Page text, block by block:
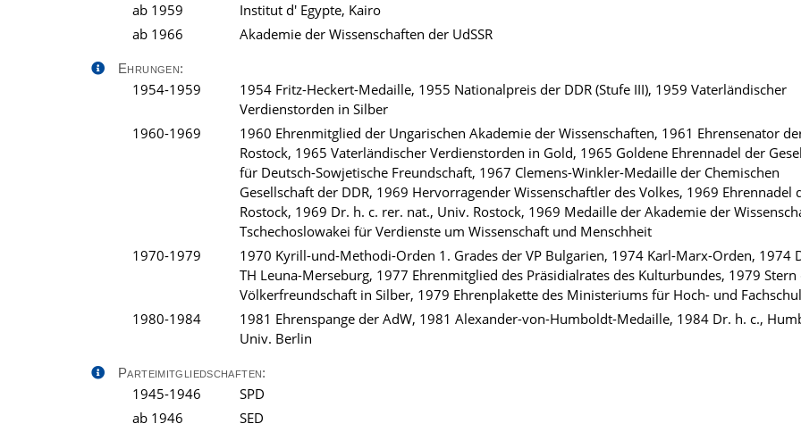
ab 1959
Institut d' Egypte, Kairo
ab 1966
Akademie der Wissenschaften der UdSSR
Ehrungen:
1954-1959
1954 Fritz-Heckert-Medaille, 1955 Nationalpreis der DDR (Stufe III), 1959 Vaterländischer
Verdienstorden in Silber
1960-1969
1960 Ehrenmitglied der Ungarischen Akademie der Wissenschaften, 1961 Ehrensenator
Rostock, 1965 Vaterländischer Verdienstorden in Gold, 1965 Goldene Ehrennadel der
für Deutsch-Sowjetische Freundschaft, 1967 Clemens-Winkler-Medaille der Chemischen
Gesellschaft der DDR, 1969 Hervorragender Wissenschaftler des Volkes, 1969 Ehrennadel
Rostock, 1969 Dr. h. c. rer. nat., Univ. Rostock, 1969 Medaille der Akademie der
Tschechoslowakei für Verdienste um Wissenschaft und Menschheit
1970-1979
1970 Kyrill-und-Methodi-Orden 1. Grades der VP Bulgarien, 1974 Karl-Marx-Orden, 1974
TH Leuna-Merseburg, 1977 Ehrenmitglied des Präsidialrates des Kulturbundes, 1979 Stern
Völkerfreundschaft in Silber, 1979 Ehrenplakette des Ministeriums für Hoch- und
1980-1984
1981 Ehrenspange der AdW, 1981 Alexander-von-Humboldt-Medaille, 1984 Dr. h. c.,
Univ. Berlin
Parteimitgliedschaften:
1945-1946
SPD
ab 1946
SED